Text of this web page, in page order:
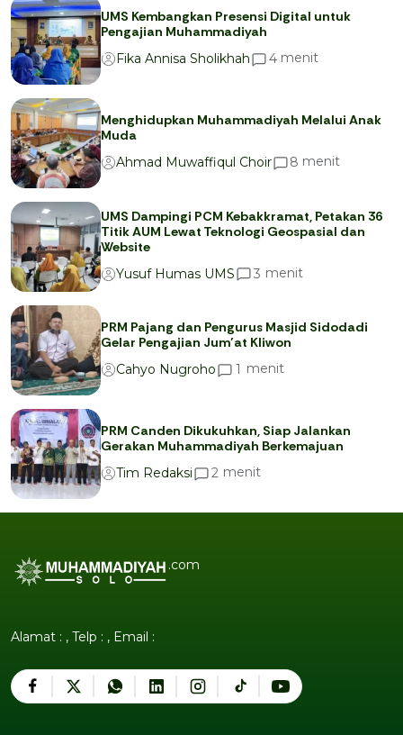
UMS Kembangkan Presensi Digital untuk
Pengajian Muhammadiyah
Fika Annisa Sholikhah
4 menit
Menghidupkan Muhammadiyah Melalui Anak
Muda
Ahmad Muwaffiqul Choir
8 menit
UMS Dampingi PCM Kebakkramat, Petakan 36
Titik AUM Lewat Teknologi Geospasial dan
Website
Yusuf Humas UMS
3 menit
PRM Pajang dan Pengurus Masjid Sidodadi
Gelar Pengajian Jum’at Kliwon
Cahyo Nugroho
1 menit
PRM Canden Dikukuhkan, Siap Jalankan
Gerakan Muhammadiyah Berkemajuan
Tim Redaksi
2 menit
.com
Alamat : , Telp : , Email :